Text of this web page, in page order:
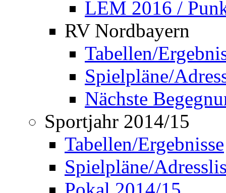
LEM 2016 /
RV Nordbayern
Tabellen/
Spielpläne/
Nächste
Sportjahr 2014/15
Tabellen/Ergebnisse
Spielpläne/